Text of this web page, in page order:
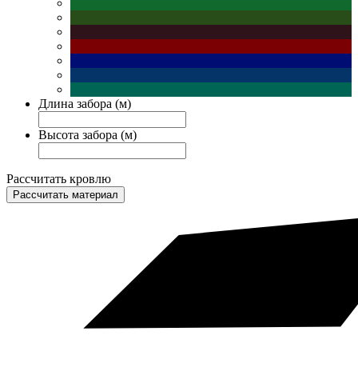
Длина забора (м)
Высота забора (м)
Рассчитать кровлю
Рассчитать материал